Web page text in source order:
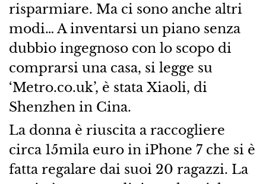
risparmiare. Ma ci sono anche altri
modi… A inventarsi un piano senza
dubbio ingegnoso con lo scopo di
comprarsi una casa, si legge su
‘Metro.co.uk’, è stata Xiaoli, di
Shenzhen in Cina.
La donna è riuscita a raccogliere
circa 15mila euro in iPhone 7 che si è
fatta regalare dai suoi 20 ragazzi. La